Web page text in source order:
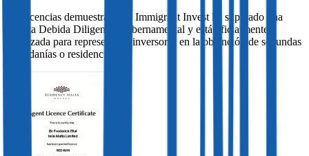
Las licencias demuestran que Immigrant Invest ha superado una
estricta Debida Diligencia gubernamental y está oficialmente
autorizada para representar a inversores en la obtención de segundas
ciudadanías o residencias.